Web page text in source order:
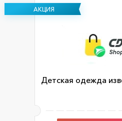
АКЦИЯ
Детская одежда